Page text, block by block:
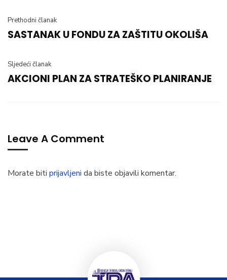
Prethodni članak
SASTANAK U FONDU ZA ZAŠTITU OKOLIŠA
Sljedeći članak
AKCIONI PLAN ZA STRATEŠKO PLANIRANJE
Leave A Comment
Morate biti prijavljeni da biste objavili komentar.